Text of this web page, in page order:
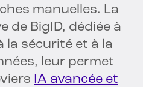
manuelles. La
de BigID, dédiée à
la sécurité et à la
leur permet
IA avancée et